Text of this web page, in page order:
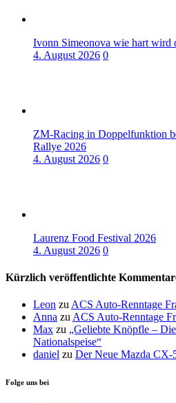
Ivonn Simeonova wie hart wird
4. August 2026 0
ZM-Racing in Doppelfunktion
Rallye 2026
4. August 2026 0
Laurenz Food Festival 2026
4. August 2026 0
Kürzlich veröffentlichte
Leon zu ACS Auto-Renntage
Anna zu ACS Auto-Renntage
Max zu „Geliebte Knöpfle –
Nationalspeise“
daniel zu Der Neue Mazda CX-
Folge uns bei